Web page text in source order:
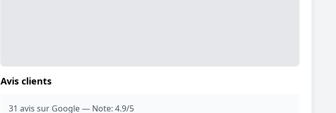
Avis clients
31 avis sur Google — Note: 4.9/5